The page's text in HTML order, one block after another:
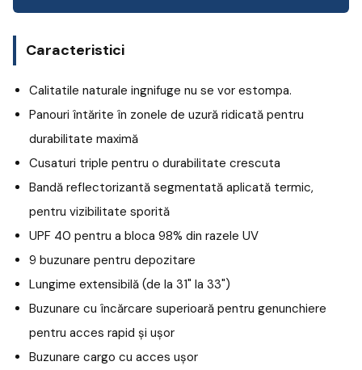
Caracteristici
Calitatile naturale ingnifuge nu se vor estompa.
Panouri întărite în zonele de uzură ridicată pentru
durabilitate maximă
Cusaturi triple pentru o durabilitate crescuta
Bandă reflectorizantă segmentată aplicată termic,
pentru vizibilitate sporită
UPF 40 pentru a bloca 98% din razele UV
9 buzunare pentru depozitare
Lungime extensibilă (de la 31" la 33")
Buzunare cu încărcare superioară pentru genunchiere
pentru acces rapid și ușor
Buzunare cargo cu acces ușor